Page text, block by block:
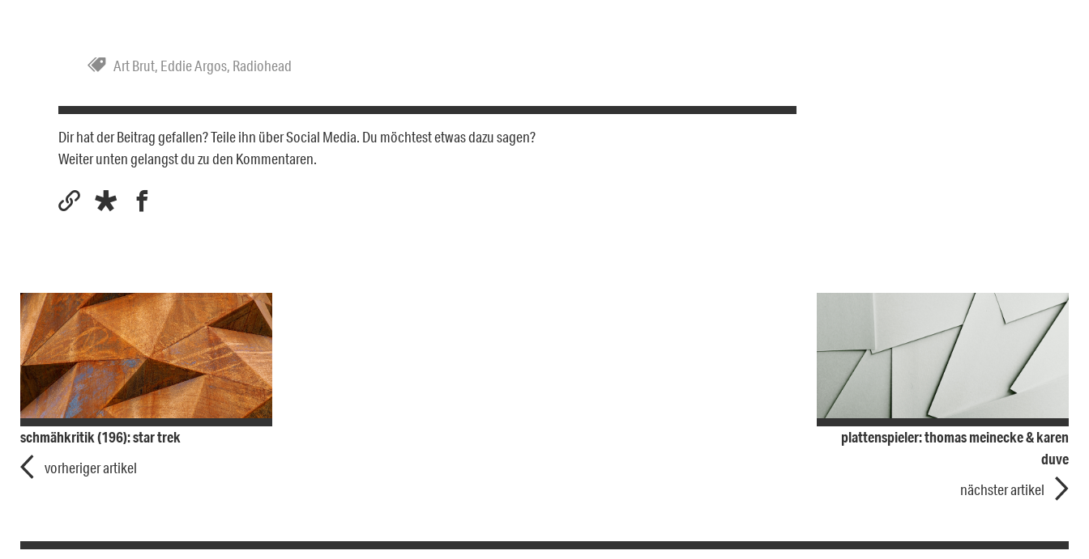
Art Brut, Eddie Argos, Radiohead
Dir hat der Beitrag gefallen? Teile ihn über Social Media. Du möchtest etwas dazu sagen?
Weiter unten gelangst du zu den Kommentaren.
schmähkritik (196): star trek
vorheriger artikel
plattenspieler: thomas meinecke & karen
duve
nächster artikel